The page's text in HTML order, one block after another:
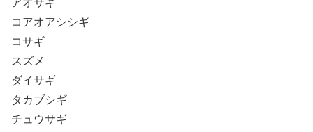
アオサギ
コアオアシシギ
コサギ
スズメ
ダイサギ
タカブシギ
チュウサギ